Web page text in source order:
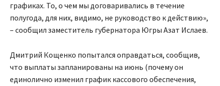
графиках. То, о чем мы договаривались в течение
полугода, для них, видимо, не руководство к действию»,
– сообщил заместитель губернатора Югры Азат Ислаев.
Дмитрий Кощенко попытался оправдаться, сообщив,
что выплаты запланированы на июнь (почему он
единолично изменил график кассового обеспечения,